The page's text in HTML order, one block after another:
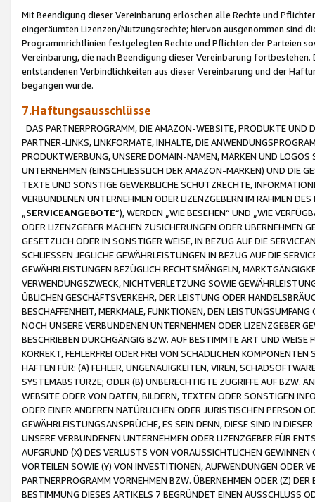
Mit Beendigung dieser Vereinbarung erlöschen alle Rechte und
eingeräumten Lizenzen/Nutzungsrechte; hiervon ausgenommen sind
Programmrichtlinien festgelegten Rechte und Pflichten der Parteien
Vereinbarung, die nach Beendigung dieser Vereinbarung
entstandenen Verbindlichkeiten aus dieser Vereinbarung und der
begangen wurde.
7.Haftungsausschlüsse
DAS PARTNERPROGRAMM, DIE AMAZON-WEBSITE, PRODUKTE UND
PARTNER-LINKS, LINKFORMATE, INHALTE, DIE
PRODUKTWERBUNG, UNSERE DOMAIN-NAMEN, MARKEN UND
UNTERNEHMEN (EINSCHLIESSLICH DER AMAZON-MARKEN) UND DIE
TEXTE UND SONSTIGE GEWERBLICHE SCHUTZRECHTE,
VERBUNDENEN UNTERNEHMEN ODER LIZENZGEBERN IM RAHMEN
SERVICEANGEBOTE“), WERDEN „WIE BESEHEN“ UND „WIE
ODER LIZENZGEBER MACHEN ZUSICHERUNGEN ODER ÜBERNEHMEN
GESETZLICH ODER IN SONSTIGER WEISE, IN BEZUG AUF DIE
SCHLIESSEN JEGLICHE GEWÄHRLEISTUNGEN IN BEZUG AUF DIE
GEWÄHRLEISTUNGEN BEZÜGLICH RECHTSMÄNGELN,
VERWENDUNGSZWECK, NICHTVERLETZUNG SOWIE
ÜBLICHEN GESCHÄFTSVERKEHR, DER LEISTUNG ODER
BESCHAFFENHEIT, MERKMALE, FUNKTIONEN, DEN
NOCH UNSERE VERBUNDENEN UNTERNEHMEN ODER LIZENZGEBER
BESCHRIEBEN DURCHGÄNGIG BZW. AUF BESTIMMTE ART UND
KORREKT, FEHLERFREI ODER FREI VON SCHÄDLICHEN
HAFTEN FÜR: (A) FEHLER, UNGENAUIGKEITEN, VIREN,
SYSTEMABSTÜRZE; ODER (B) UNBERECHTIGTE ZUGRIFFE AUF BZW.
WEBSITE ODER VON DATEN, BILDERN, TEXTEN ODER SONSTIGEN
ODER EINER ANDEREN NATÜRLICHEN ODER JURISTISCHEN PERSON
GEWÄHRLEISTUNGSANSPRÜCHE, ES SEIN DENN, DIESE SIND IN
UNSERE VERBUNDENEN UNTERNEHMEN ODER LIZENZGEBER FÜR
AUFGRUND (X) DES VERLUSTS VON VORAUSSICHTLICHEN
VORTEILEN SOWIE (Y) VON INVESTITIONEN, AUFWENDUNGEN ODER
PARTNERPROGRAMM VORNEHMEN BZW. ÜBERNEHMEN ODER (Z)
BESTIMMUNG DIESES ARTIKELS 7 BEGRÜNDET EINEN AUSSCHLUSS